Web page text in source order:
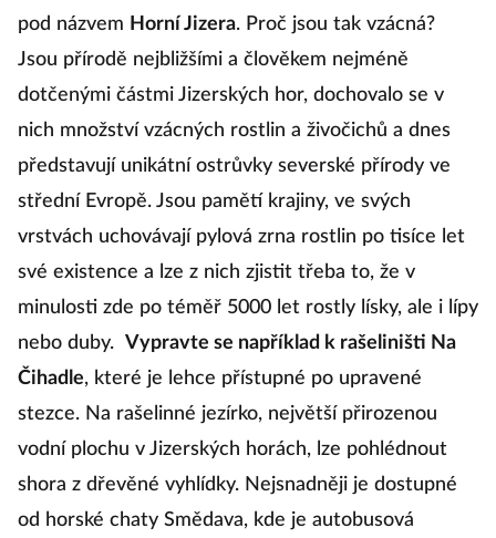
pod názvem Horní Jizera. Proč jsou tak vzácná?
Jsou přírodě nejbližšími a člověkem nejméně
dotčenými částmi Jizerských hor, dochovalo se v
nich množství vzácných rostlin a živočichů a dnes
představují unikátní ostrůvky severské přírody ve
střední Evropě. Jsou pamětí krajiny, ve svých
vrstvách uchovávají pylová zrna rostlin po tisíce let
své existence a lze z nich zjistit třeba to, že v
minulosti zde po téměř 5000 let rostly lísky, ale i lípy
nebo duby. Vypravte se například k rašeliništi Na
Čihadle, které je lehce přístupné po upravené
stezce. Na rašelinné jezírko, největší přirozenou
vodní plochu v Jizerských horách, lze pohlédnout
shora z dřevěné vyhlídky. Nejsnadněji je dostupné
od horské chaty Smědava, kde je autobusová